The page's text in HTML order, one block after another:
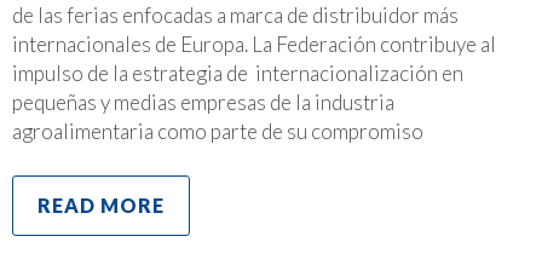
de las ferias enfocadas a marca de distribuidor más
internacionales de Europa. La Federación contribuye al
impulso de la estrategia de internacionalización en
pequeñas y medias empresas de la industria
agroalimentaria como parte de su compromiso
READ MORE